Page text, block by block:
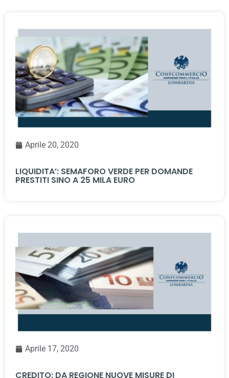
Aprile 20, 2020
LIQUIDITA’: SEMAFORO VERDE PER DOMANDE
PRESTITI SINO A 25 MILA EURO
Aprile 17, 2020
CREDITO: DA REGIONE NUOVE MISURE DI